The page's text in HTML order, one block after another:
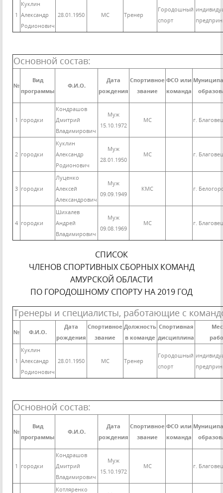
1
Куклин
Александр
Родионович
28.01.1950 МС Тренер
Городошный
спорт
Основной состав:
№
Вид
программы
Ф.И.О.
Дата
рождения
Спортивное
звание
ФСО или
команда
1 городки
Кондрашов
Дмитрий
Владимирович
Муж
15.10.1972
МС г.
2 городки
Куклин
Александр
Родионович
Муж
28.01.1950
МС г.
3 городки
Луценко
Алексей
Александрович
Муж
09.09.1949
КМС г.
4 городки
Шихалев
Андрей
Владимирович
Муж
09.08.1969
МС г.
СПИСОК
ЧЛЕНОВ СПОРТИВНЫХ СБОРНЫХ КОМАНД
АМУРСКОЙ ОБЛАСТИ
ПО ГОРОДОШНОМУ СПОРТУ НА 2019 ГОД
Тренеры и специалисты, работающие с
№ Ф.И.О.
Дата
рождения
Спортивное
звание
Должность
в команде
Спортивная
дисциплина
1
Куклин
Александр
Родионович
28.01.1950 МС Тренер
Городошный
спорт
Основной состав:
№
Вид
программы
Ф.И.О.
Дата
рождения
Спортивное
звание
ФСО или
команда
1 городки
Кондрашов
Дмитрий
Владимирович
Муж
15.10.1972
МС г.
Котляренко